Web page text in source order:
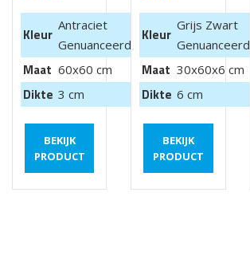
Kleur
Antraciet
Genuanceerd
Maat 60x60 cm
Dikte 3 cm
BEKIJK
PRODUCT
Kleur
Grijs Zwart
Genuanceerd
Maat 30x60x6 cm
Dikte 6 cm
BEKIJK
PRODUCT